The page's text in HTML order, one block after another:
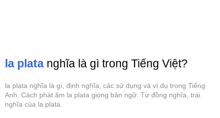
la plata nghĩa là gì trong Tiếng Việt?
la plata nghĩa là gì, định nghĩa, các sử dụng và ví dụ trong Tiếng
Anh. Cách phát âm la plata giọng bản ngữ. Từ đồng nghĩa, trái
nghĩa của la plata.